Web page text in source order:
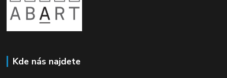
Kde nás najdete